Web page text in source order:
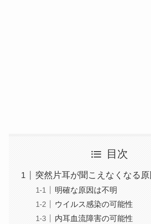
目次
突然片耳が聞こえなくなる原
明確な原因は不明
ウイルス感染の可能性
内耳血流障害の可能性